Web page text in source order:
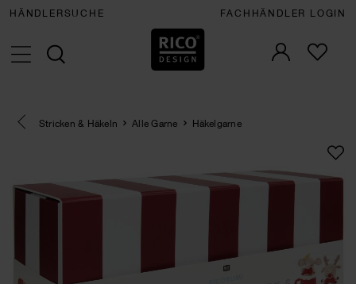
HÄNDLERSUCHE FACHHÄNDLER LOGIN
Eine Kategorie zurück navigieren
Stricken & Häkeln Alle Garne Häkelgarne